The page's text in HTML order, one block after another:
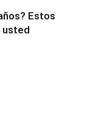
Estos
usted